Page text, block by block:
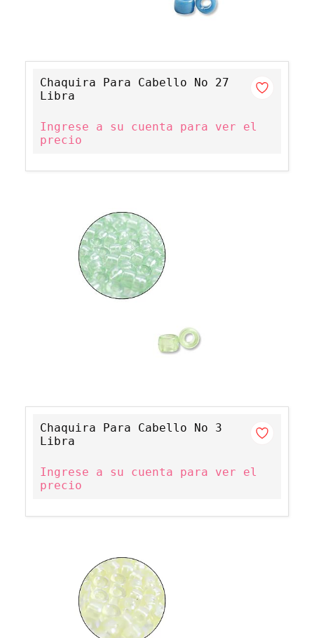
Chaquira Para Cabello No 27
Libra
Ingrese a su cuenta para ver el
precio
Chaquira Para Cabello No 3
Libra
Ingrese a su cuenta para ver el
precio